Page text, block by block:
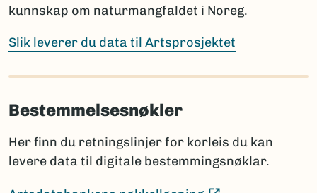
Prosjektet har ansvar for å informere Artsdatabanken
skjer lenge etter prosjektets slutt.
Sammenligning mot Artsdatabankens navneregister
innholdet i navneregisteret Nortaxa gjennom
listesøket.
Dette hjelper med å:
kunnskap om naturmangfaldet i Noreg.
Slik leverer du data til Artsprosjektet
Bestemmelsesnøkler
Her finn du retningslinjer for korleis du kan
levere data til digitale bestemmingsnøklar.